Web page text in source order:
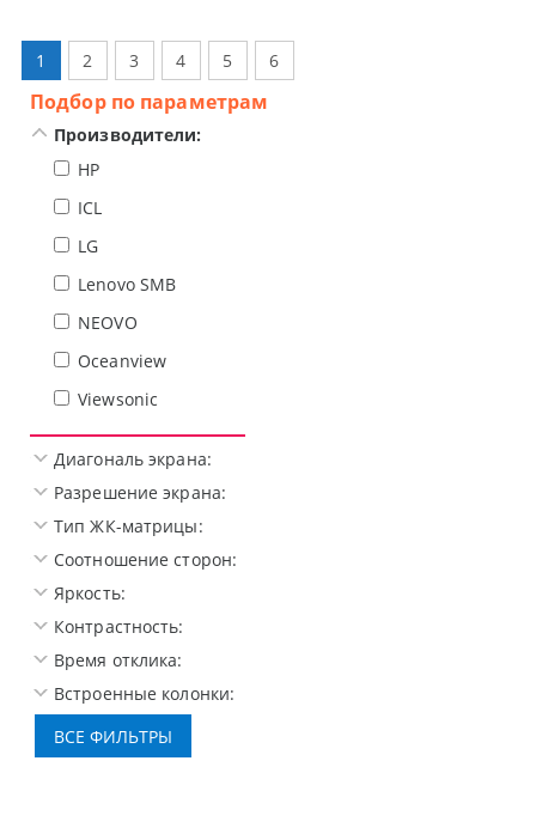
1 2 3 4 5 6
Подбор по параметрам
Производители:
HP
ICL
LG
Lenovo SMB
NEOVO
Oceanview
Viewsonic
Диагональ экрана:
Разрешение экрана:
Тип ЖК-матрицы:
Соотношение сторон:
Яркость:
Контрастность:
Время отклика:
Встроенные колонки: